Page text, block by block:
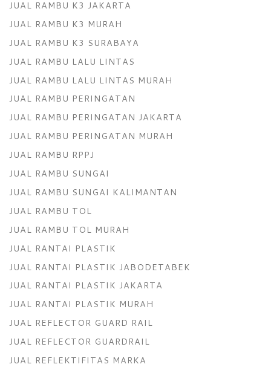
JUAL RAMBU K3 JAKARTA
JUAL RAMBU K3 MURAH
JUAL RAMBU K3 SURABAYA
JUAL RAMBU LALU LINTAS
JUAL RAMBU LALU LINTAS MURAH
JUAL RAMBU PERINGATAN
JUAL RAMBU PERINGATAN JAKARTA
JUAL RAMBU PERINGATAN MURAH
JUAL RAMBU RPPJ
JUAL RAMBU SUNGAI
JUAL RAMBU SUNGAI KALIMANTAN
JUAL RAMBU TOL
JUAL RAMBU TOL MURAH
JUAL RANTAI PLASTIK
JUAL RANTAI PLASTIK JABODETABEK
JUAL RANTAI PLASTIK JAKARTA
JUAL RANTAI PLASTIK MURAH
JUAL REFLECTOR GUARD RAIL
JUAL REFLECTOR GUARDRAIL
JUAL REFLEKTIFITAS MARKA